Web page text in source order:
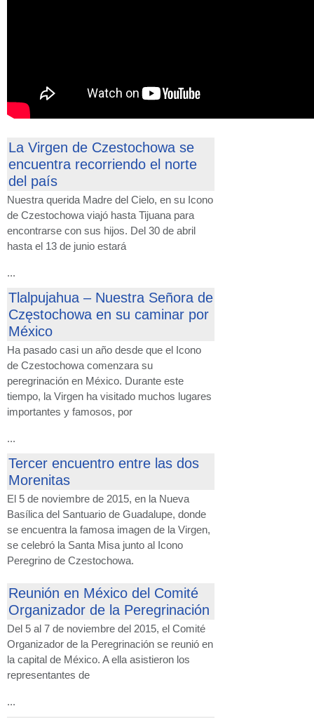
La Virgen de Czestochowa se
encuentra recorriendo el norte
del país
Nuestra querida Madre del Cielo, en su Icono
de Czestochowa viajó hasta Tijuana para
encontrarse con sus hijos. Del 30 de abril
hasta el 13 de junio estará
...
Tlalpujahua – Nuestra Señora de
Częstochowa en su caminar por
México
Ha pasado casi un año desde que el Icono
de Czestochowa comenzara su
peregrinación en México. Durante este
tiempo, la Virgen ha visitado muchos lugares
importantes y famosos, por
...
Tercer encuentro entre las dos
Morenitas
El 5 de noviembre de 2015, en la Nueva
Basílica del Santuario de Guadalupe, donde
se encuentra la famosa imagen de la Virgen,
se celebró la Santa Misa junto al Icono
Peregrino de Czestochowa.
Reunión en México del Comité
Organizador de la Peregrinación
Del 5 al 7 de noviembre del 2015, el Comité
Organizador de la Peregrinación se reunió en
la capital de México. A ella asistieron los
representantes de
...